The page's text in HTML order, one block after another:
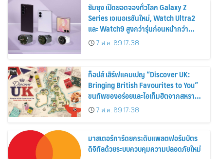
ซัมซุง เปิดยอดจองทั่วโลก Galaxy Z
Series เจเนอเรชันใหม่, Watch Ultra2
และ Watch9 สูงกว่ารุ่นก่อนหน้ากว่า
30%7 ส.ค. 69 17:38
ท็อปส์ เสิร์ฟแคมเปญ “Discover UK:
Bringing British Favourites to You”
ขนทัพของอร่อยและไอเท็มฮิตจากสหราช
อาณาจักร ส่งตรงถึงมือตั้งแต่วันนี้ – 18
สิงหาคมนี้
7 ส.ค. 69 17:38
มาสเตอร์การ์ดยกระดับแพลตฟอร์มบัตร
ดิจิทัลด้วยระบบควบคุมความปลอดภัยใหม่